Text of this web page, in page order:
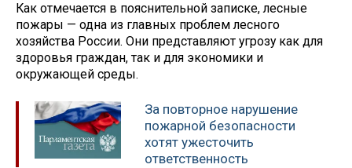
Как отмечается в пояснительной записке, лесные
пожары — одна из главных проблем лесного
хозяйства России. Они представляют угрозу как для
здоровья граждан, так и для экономики и
окружающей среды.
За повторное нарушение
пожарной безопасности
хотят ужесточить
ответственность